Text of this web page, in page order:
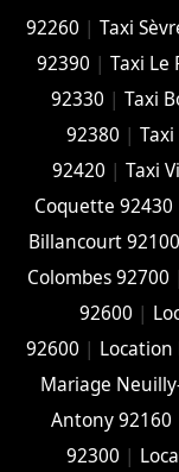
92260 | Taxi
92390 | Taxi Le
92330 | Taxi
92380 |
92420 | Taxi
Coquette 92430
Billancourt 92100
Colombes 92700
92600 |
92600 | Location
Mariage
Antony 92160
92300 |